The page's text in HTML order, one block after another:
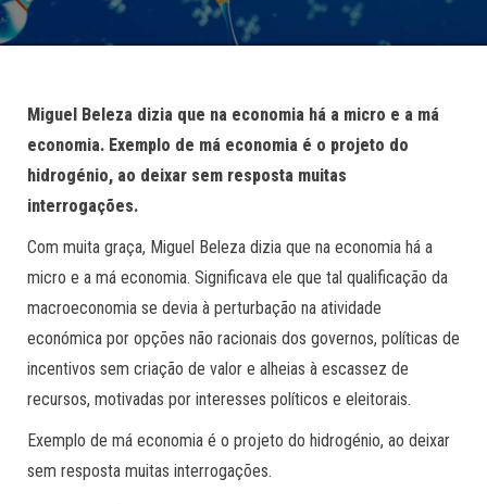
Miguel Beleza dizia que na economia há a micro e a má
economia. Exemplo de má economia é o projeto do
hidrogénio, ao deixar sem resposta muitas
interrogações.
Com muita graça, Miguel Beleza dizia que na economia há a
micro e a má economia. Significava ele que tal qualificação da
macroeconomia se devia à perturbação na atividade
económica por opções não racionais dos governos, políticas de
incentivos sem criação de valor e alheias à escassez de
recursos, motivadas por interesses políticos e eleitorais.
Exemplo de má economia é o projeto do hidrogénio, ao deixar
sem resposta muitas interrogações.